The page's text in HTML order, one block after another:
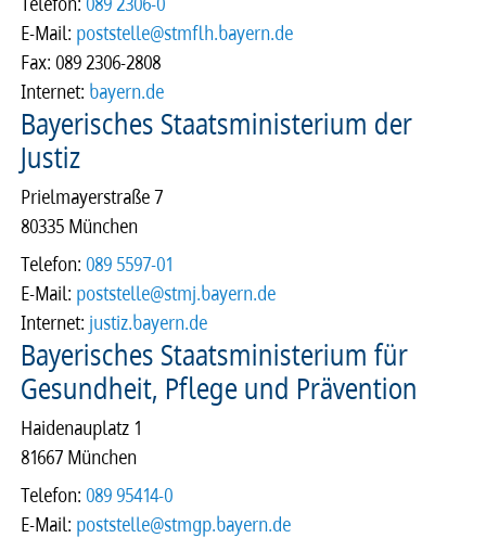
E-Mail: poststelle@stmflh.bayern.de
Fax: 089 2306-2808
Internet: bayern.de
Bayerisches Staatsministerium der
Justiz
Prielmayerstraße 7
80335 München
Telefon: 089 5597-01
E-Mail: poststelle@stmj.bayern.de
Internet: justiz.bayern.de
Bayerisches Staatsministerium für
Gesundheit, Pflege und Prävention
Haidenauplatz 1
81667 München
Telefon: 089 95414-0
E-Mail: poststelle@stmgp.bayern.de